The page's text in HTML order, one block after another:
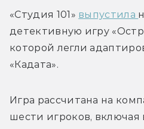
«Студия 101» выпустила
детективную игру
которой легли
«Кадата».
Игра рассчитана на
шести игроков, включая